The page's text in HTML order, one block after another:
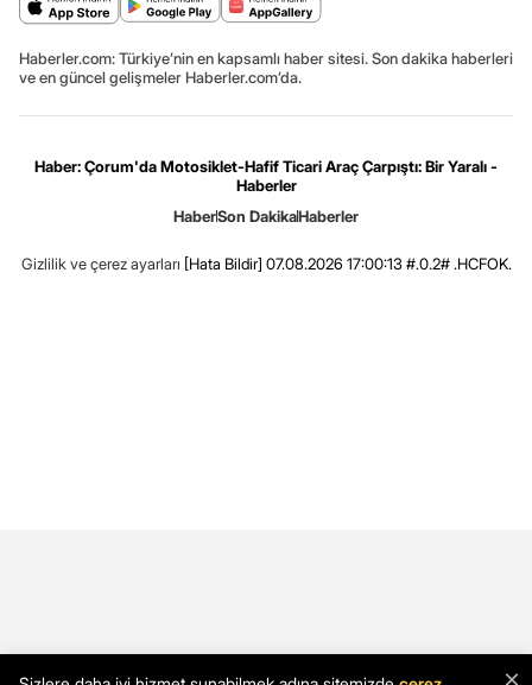
Haberler.com: Türkiye’nin en kapsamlı haber sitesi. Son dakika haberleri
ve en güncel gelişmeler Haberler.com’da.
Haber: Çorum'da Motosiklet-Hafif Ticari Araç Çarpıştı: Bir Yaralı -
Haberler
HaberSon DakikaHaberler
Gizlilik ve çerez ayarları [Hata Bildir] 07.08.2026 17:00:13 #.0.2# .HCFOK.